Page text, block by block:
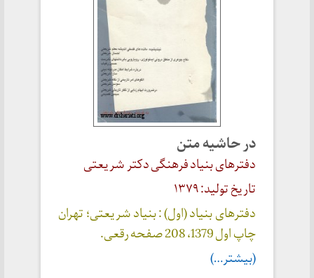
در حاشیه متن
دفترهای بنیاد فرهنگی دکتر شریعتی
تاریخ تولید: ۱۳۷۹
دفترهای بنیاد (اول) : بنیاد شریعتی؛ تهران
چاپ اول 1379، 208 صفحه رقعی.
(بیشتر…)